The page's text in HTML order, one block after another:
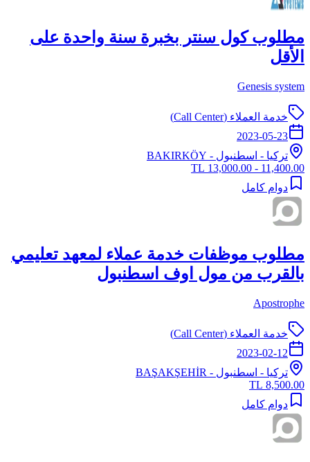
مطلوب كول سنتر بخبرة سنة واحدة على
الأقل
Genesis system
خدمة العملاء (Call Center)
2023-05-23
تركيا - اسطنبول - BAKIRKÖY
11,400.00 - 13,000.00 TL
دوام كامل
مطلوب موظفات خدمة عملاء لمعهد تعليمي
بالقرب من مول اوف اسطنبول
Apostrophe
خدمة العملاء (Call Center)
2023-02-12
تركيا - اسطنبول - BAŞAKŞEHİR
8,500.00 TL
دوام كامل